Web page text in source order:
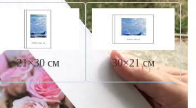
21×30 см 30×21 см